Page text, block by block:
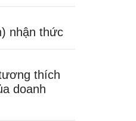
nhận thức
thích
doanh